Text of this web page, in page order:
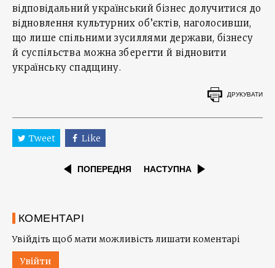
відповідальний український бізнес долучитися до
відновлення культурних об’єктів, наголосивши,
що лише спільними зусиллями держави, бізнесу
й суспільства можна зберегти й відновити
українську спадщину.
ДРУКУВАТИ
Tweet Like
ПОПЕРЕДНЯ НАСТУПНА
КОМЕНТАРІ
Увійдіть щоб мати можливість лишати коментарі
Увійти